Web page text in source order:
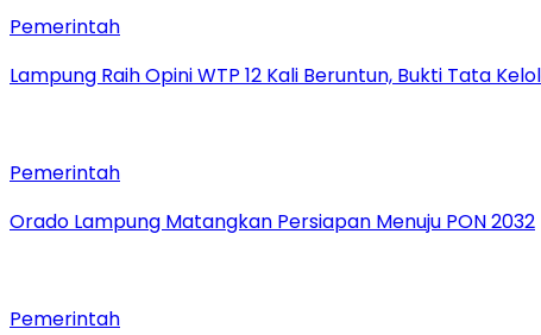
Pemerintah
Lampung Raih Opini WTP 12 Kali Beruntun, Bukti Tata
Pemerintah
Orado Lampung Matangkan Persiapan Menuju PON 2032
Pemerintah